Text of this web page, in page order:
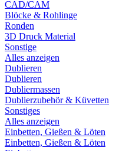
CAD/CAM
Blöcke & Rohlinge
Ronden
3D Druck Material
Sonstige
Alles anzeigen
Dublieren
Dublieren
Dubliermassen
Dublierzubehör & Küvetten
Sonstiges
Alles anzeigen
Einbetten, Gießen & Löten
Einbetten, Gießen & Löten